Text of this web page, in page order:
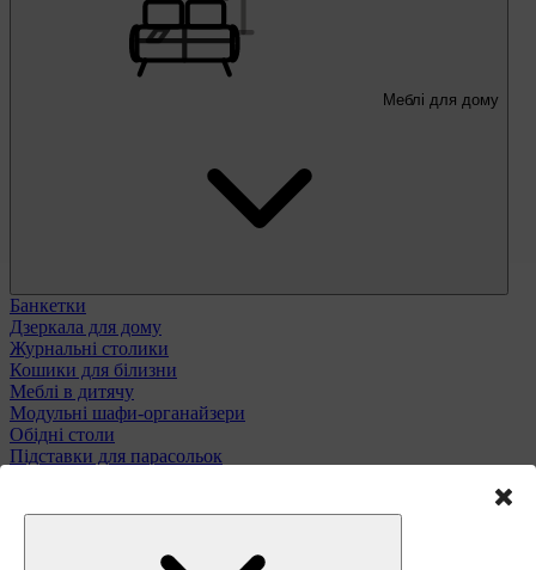
Меблі для дому
Банкетки
Дзеркала для дому
Журнальні столики
Кошики для білизни
Меблі в дитячу
Модульні шафи-органайзери
Обідні столи
Підставки для парасольок
Туалетні столики